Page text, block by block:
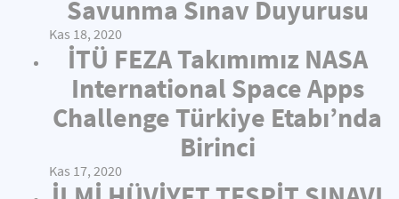
Savunma Sınav Duyurusu
Kas 18, 2020
İTÜ FEZA Takımımız NASA
International Space Apps
Challenge Türkiye Etabı’nda
Birinci
Kas 17, 2020